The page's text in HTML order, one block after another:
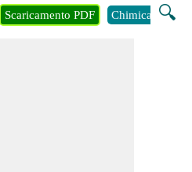
🔍
Scaricamento PDF Chimica